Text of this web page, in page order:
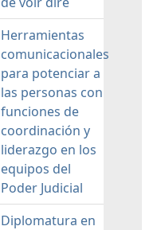
Herramientas
comunicacionales
para potenciar a
las personas con
funciones de
coordinación y
liderazgo en los
equipos del
Poder Judicial
Diplomatura en